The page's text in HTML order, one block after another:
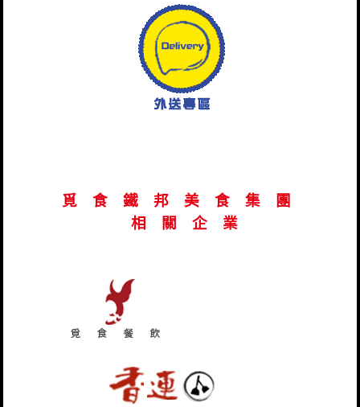
覓 食 鐵 邦 美 食 集 團
相 關 企 業